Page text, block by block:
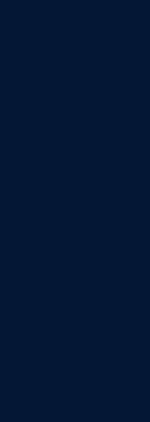
in één
een
Plan je
hotel met 0
plaatse heb